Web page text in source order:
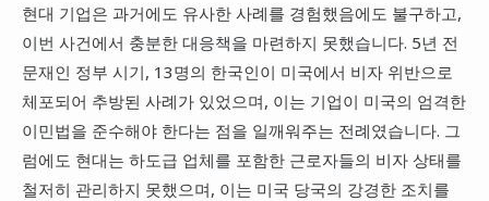
현대 기업은 과거에도 유사한 사례를 경험했음에도 불구하고,
이번 사건에서 충분한 대응책을 마련하지 못했습니다. 5년 전
문재인 정부 시기, 13명의 한국인이 미국에서 비자 위반으로
체포되어 추방된 사례가 있었으며, 이는 기업이 미국의 엄격한
이민법을 준수해야 한다는 점을 일깨워주는 전례였습니다. 그
럼에도 현대는 하도급 업체를 포함한 근로자들의 비자 상태를
철저히 관리하지 못했으며, 이는 미국 당국의 강경한 조치를